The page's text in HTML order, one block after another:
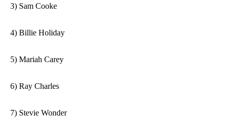
3) Sam Cooke
4) Billie Holiday
5) Mariah Carey
6) Ray Charles
7) Stevie Wonder